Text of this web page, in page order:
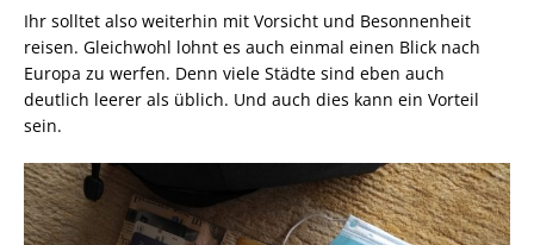
Ihr solltet also weiterhin mit Vorsicht und Besonnenheit
reisen. Gleichwohl lohnt es auch einmal einen Blick nach
Europa zu werfen. Denn viele Städte sind eben auch
deutlich leerer als üblich. Und auch dies kann ein Vorteil
sein.